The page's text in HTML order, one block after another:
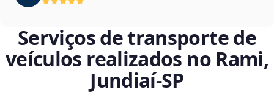
Serviços de transporte de
veículos realizados no Rami,
Jundiaí‑SP